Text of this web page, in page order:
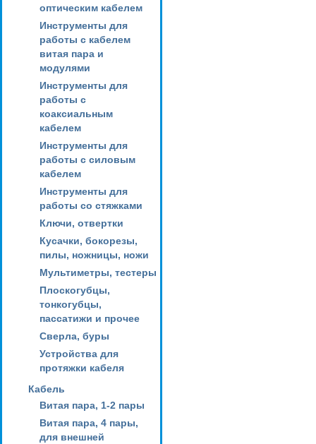
оптическим кабелем
Инструменты для
работы с кабелем
витая пара и
модулями
Инструменты для
работы с
коаксиальным
кабелем
Инструменты для
работы с силовым
кабелем
Инструменты для
работы со стяжками
Ключи, отвертки
Кусачки, бокорезы,
пилы, ножницы, ножи
Мультиметры, тестеры
Плоскогубцы,
тонкогубцы,
пассатижи и прочее
Сверла, буры
Устройства для
протяжки кабеля
Кабель
Витая пара, 1-2 пары
Витая пара, 4 пары,
для внешней